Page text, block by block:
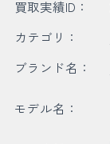
買取実績ID：
カテゴリ：
ブランド名：
モデル名：